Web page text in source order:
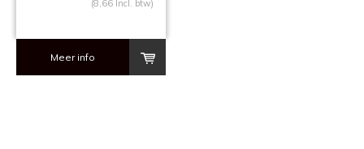
(8,66 Incl. btw)
Meer info